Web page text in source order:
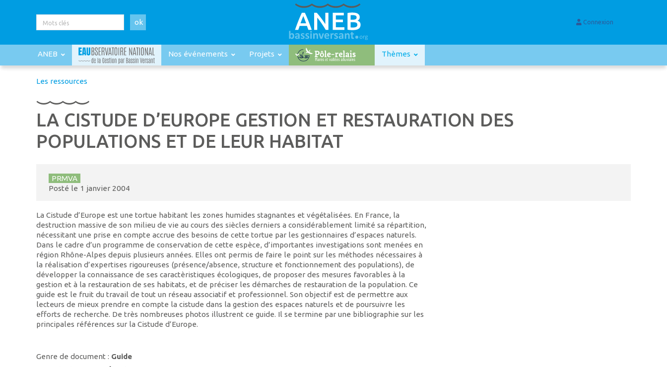
ok Connexion
ANEB Nos événements Projets Thèmes
Les ressources
LA CISTUDE D’EUROPE GESTION ET RESTAURATION DES
POPULATIONS ET DE LEUR HABITAT
PRMVA
Posté le 1 janvier 2004
La Cistude d’Europe est une tortue habitant les zones humides stagnantes et végétalisées. En France, la
destruction massive de son milieu de vie au cours des siècles derniers a considérablement limité sa répartition,
nécessitant une prise en compte accrue des besoins de cette tortue par les gestionnaires d’espaces naturels.
Dans le cadre d’un programme de conservation de cette espèce, d’importantes investigations sont menées en
région Rhône-Alpes depuis plusieurs années. Elles ont permis de faire le point sur les méthodes nécessaires à
la réalisation d’expertises rigoureuses (présence/absence, structure et fonctionnement des populations), de
développer la connaissance de ses caractèristiques écologiques, de proposer des mesures favorables à la
gestion et à la restauration de ses habitats, et de préciser les démarches de restauration de la population. Ce
guide est le fruit du travail de tout un réseau associatif et professionnel. Son objectif est de permettre aux
lecteurs de mieux prendre en compte la cistude dans la gestion des espaces naturels et de poursuivre les
efforts de recherche. De très nombreuses photos illustrent ce guide. Il se termine par une bibliographie sur les
principales références sur la Cistude d’Europe.
Genre de document : Guide